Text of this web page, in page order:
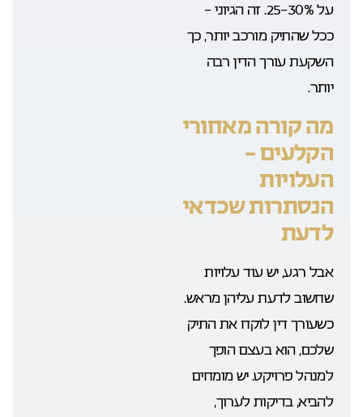
על 25-30%. זה הגיוני –
ככל שהתיק מורכב יותר, כך
השקעת עורך הדין רבה
יותר.
מה קורה מאחורי
הקלעים –
העלויות
הנסתרות שכדאי
לדעת
אבל רגע, יש עוד עלויות
שחשוב לדעת עליהן מראש.
כשעורך דין לוקח את התיק
שלכם, הוא בעצם הופך
למנהל פרויקט. יש מומחים
להביא, בדיקות לערוך,